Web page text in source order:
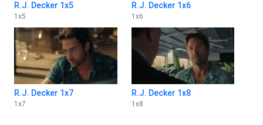
R.J. Decker 1x5
1 x5
R.J. Decker 1x6
1 x6
R.J. Decker 1x7
1 x7
R.J. Decker 1x8
1 x8